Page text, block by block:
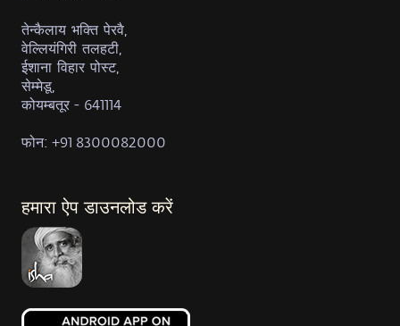
तेन्कैलाय भक्ति पेरवै,
वेल्लियंगिरी तलहटी,
ईशाना विहार पोस्ट,
सेम्मेडू,
कोयम्बतूर - 641114
फोन: +91 8300082000
हमारा ऐप डाउनलोड करें